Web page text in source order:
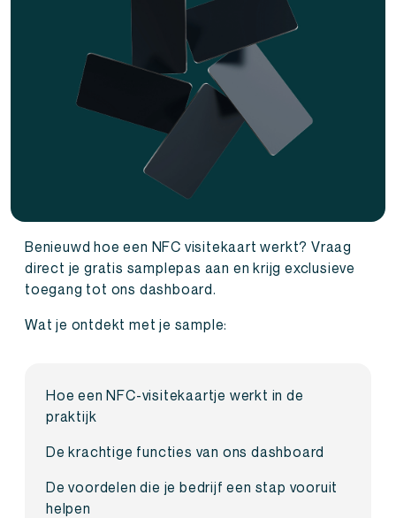
Benieuwd hoe een NFC visitekaart werkt? Vraag
direct je gratis samplepas aan en krijg exclusieve
toegang tot ons dashboard.
Wat je ontdekt met je sample:
Hoe een NFC-visitekaartje werkt in de
praktijk
De krachtige functies van ons dashboard
De voordelen die je bedrijf een stap vooruit
helpen